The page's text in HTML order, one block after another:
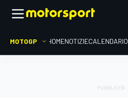
MOTOGP HOMENOTIZIECALENDARIO